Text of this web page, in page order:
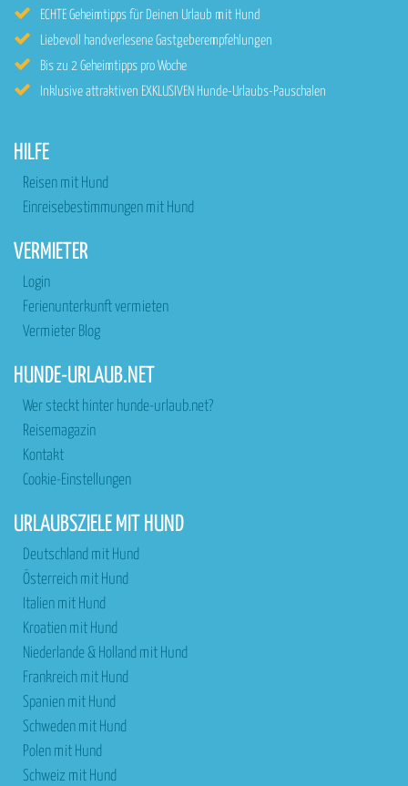
ECHTE Geheimtipps für Deinen Urlaub mit Hund
Liebevoll handverlesene Gastgeberempfehlungen
Bis zu 2 Geheimtipps pro Woche
Inklusive attraktiven EXKLUSIVEN Hunde-Urlaubs-Pauschalen
HILFE
Reisen mit Hund
Einreisebestimmungen mit Hund
VERMIETER
Login
Ferienunterkunft vermieten
Vermieter Blog
HUNDE-URLAUB.NET
Wer steckt hinter hunde-urlaub.net?
Reisemagazin
Kontakt
Cookie-Einstellungen
URLAUBSZIELE MIT HUND
Deutschland mit Hund
Österreich mit Hund
Italien mit Hund
Kroatien mit Hund
Niederlande & Holland mit Hund
Frankreich mit Hund
Spanien mit Hund
Schweden mit Hund
Polen mit Hund
Schweiz mit Hund